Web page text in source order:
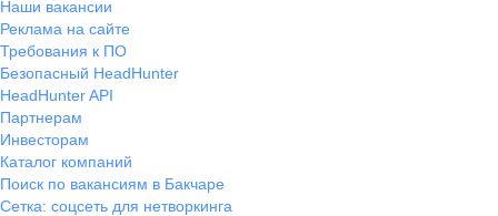
Наши вакансии
Реклама на сайте
Требования к ПО
Безопасный HeadHunter
HeadHunter API
Партнерам
Инвесторам
Каталог компаний
Поиск по вакансиям в Бакчаре
Сетка: соцсеть для нетворкинга